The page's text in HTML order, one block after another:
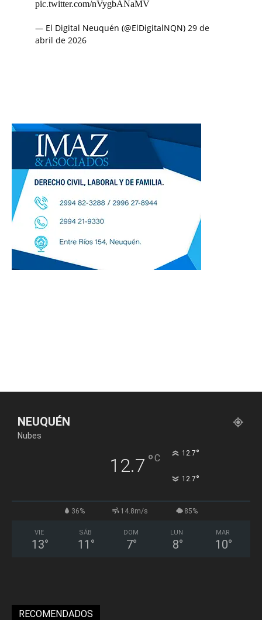
pic.twitter.com/nVygbANaMV
— El Digital Neuquén (@ElDigitalNQN) 29 de
abril de 2026
NEUQUÉN
Nubes
12.7 °C 12.7°
12.7°
36% 14.8m/s 85%
VIE
13°
SÁB
11 °
DOM
7°
LUN
8°
MAR
10°
RECOMENDADOS